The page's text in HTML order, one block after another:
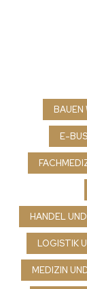
BAUEN
E-
HANDEL
LOGISTIK
MEDIZIN